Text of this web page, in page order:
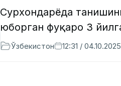
Сурхондарёда
юборган фуқаро 3
Ўзбекистон 12:31 / 04.10.2025